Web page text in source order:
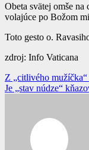
Obeta svätej omše
volajúce po Božom
Toto gesto o.
zdroj: Info Vaticana
Navigácia
v
Z „citlivého
Je „stav núdze“